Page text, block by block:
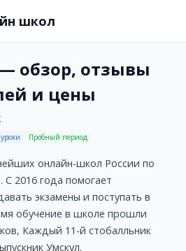
родителей и цены
онлайн-школ России по
4290 руб.
24
3А
10 лет — проверенная
ЕГЭ с авторскими
предметам в удобном
материалы и рабочие
и современный подход к
школ
обзор, отзывы
и цены
Пробный период
онлайн-школ России по
С 2016 года помогает
экзамены и поступать в
обучение в школе прошли
Каждый 11-й стобалльник
Умскул.